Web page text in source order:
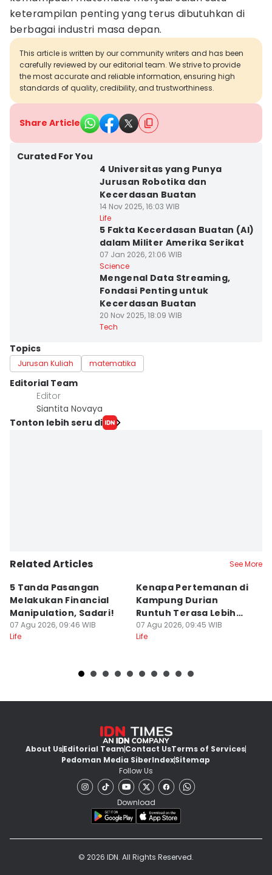
keterampilan penting yang terus dibutuhkan di
berbagai industri masa depan.
This article is written by our community writers and has been
carefully reviewed by our editorial team. We strive to provide
the most accurate and reliable information, ensuring high
standards of quality, credibility, and trustworthiness.
Share Article
Curated For You
4 Universitas yang Punya
Jurusan Robotika dan
Kecerdasan Buatan
14 Nov 2025, 16:03 WIB
Life
5 Fakta Kecerdasan Buatan (AI)
dalam Militer Amerika Serikat
07 Jan 2026, 21:06 WIB
Science
Mengenal Data Streaming,
Fondasi Penting untuk
Kecerdasan Buatan
20 Nov 2025, 18:09 WIB
Tech
Topics
Jurusan Kuliah matematika
Editorial Team
Editor
Siantita Novaya
Tonton lebih seru di
Related Articles See More
5 Tanda Pasangan
Melakukan Financial
Manipulation, Sadari!
07 Agu 2026, 09:46 WIB
Life
Kenapa Pertemanan di
Kampung Durian
Runtuh Terasa Lebih
Tulus?
07 Agu 2026, 09:45 WIB
Life
About UsEditorial TeamContact UsTerms of Services
Pedoman Media SiberIndexSitemap
Follow Us
Download
© 2026 IDN. All Rights Reserved.